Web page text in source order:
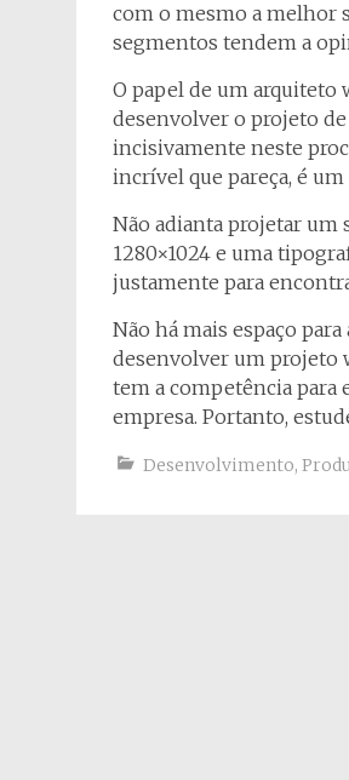
com o mesmo a melhor
segmentos tendem a
O papel de um arquiteto
desenvolver o projeto
incisivamente neste
incrível que pareça, é
Não adianta projetar um
1280×1024 e uma
justamente para
Não há mais espaço
desenvolver um projeto
tem a competência para
empresa. Portanto,
Desenvolvimento,